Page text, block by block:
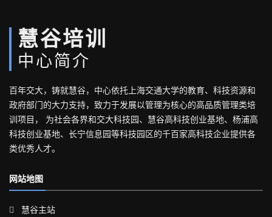
慧谷培训
中心简介
百年交大，铸就慧谷，中心依托上海交通大学的教育、科技资源和
政府部门的大力支持，致力于发展以管理为核心的高品质管理类培
训项目， 为社会各界和交大科技园、慧谷高科技创业基地、杨浦高
科技创业基地、长宁信息园等科技园区的千百家高科技企业提供各
类优秀人才。
网站地图
慧谷主站